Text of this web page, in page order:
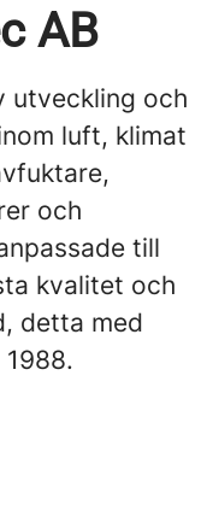
AB
utveckling och
luft, klimat
och
till
kvalitet och
detta med